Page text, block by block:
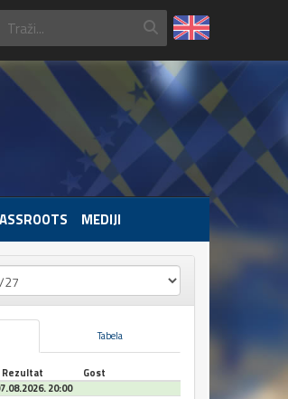
MEDIJI
Tabela
Rezultat
Gost
20:00